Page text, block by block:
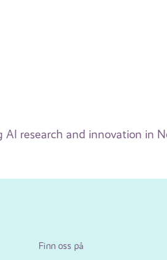
AI research and innovation in
Finn oss på